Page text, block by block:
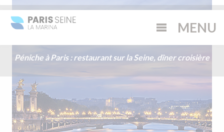
Péniche à Paris : restaurant sur la Seine, dîner croisière